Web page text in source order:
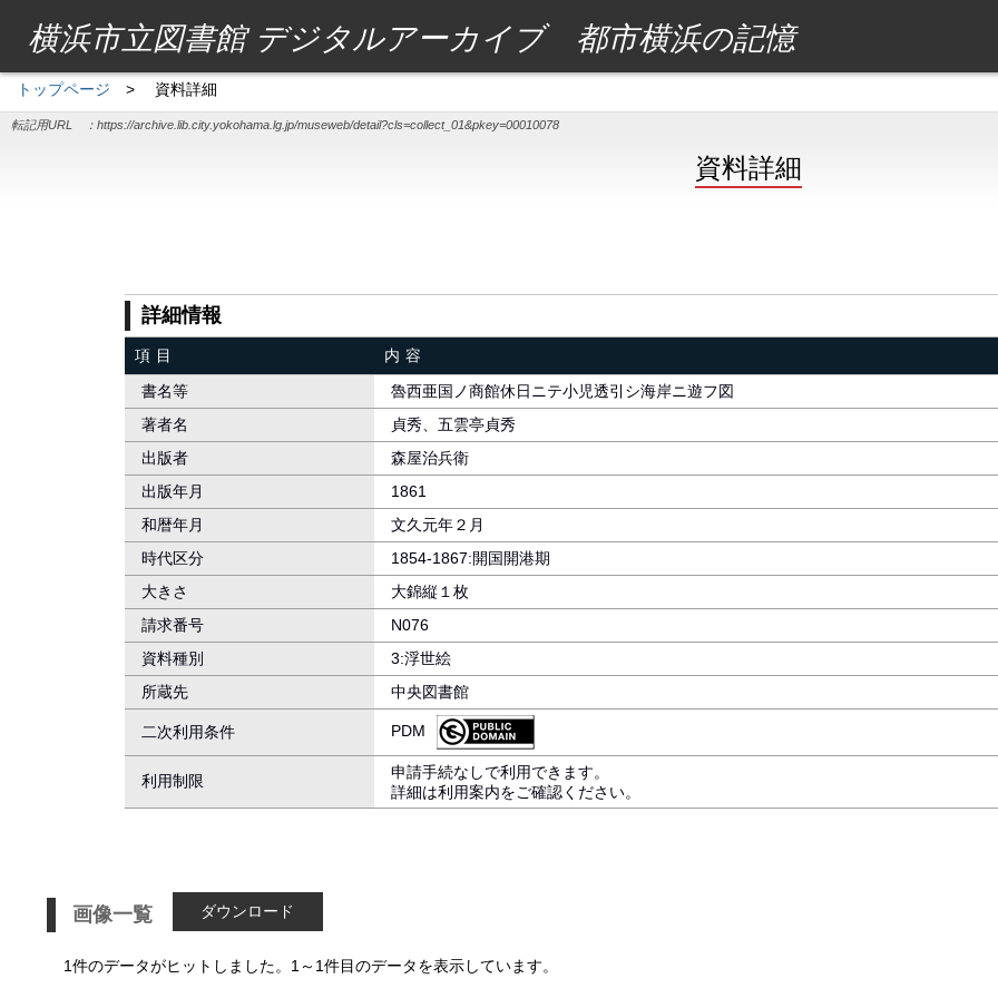
横浜市立図書館 デジタルアーカイブ 都市横浜の記憶
トップページ > 資料詳細
転記用URL ： https://archive.lib.city.yokohama.lg.jp/museweb/detail?cls=collect_01&pkey=00010078
資料詳細
詳細情報
項目
内容
書名等
魯西亜国ノ商館休日ニテ小児透引シ海岸ニ遊フ図
著者名
貞秀、五雲亭貞秀
出版者
森屋治兵衛
出版年月
1861
和暦年月
文久元年２月
時代区分
1854-1867:開国開港期
大きさ
大錦縦１枚
請求番号
N076
資料種別
3:浮世絵
所蔵先
中央図書館
二次利用条件 PDM
利用制限
申請手続なしで利用できます。
詳細は利用案内をご確認ください。
画像一覧 ダウンロード
1件のデータがヒットしました。1～1件目のデータを表示しています。